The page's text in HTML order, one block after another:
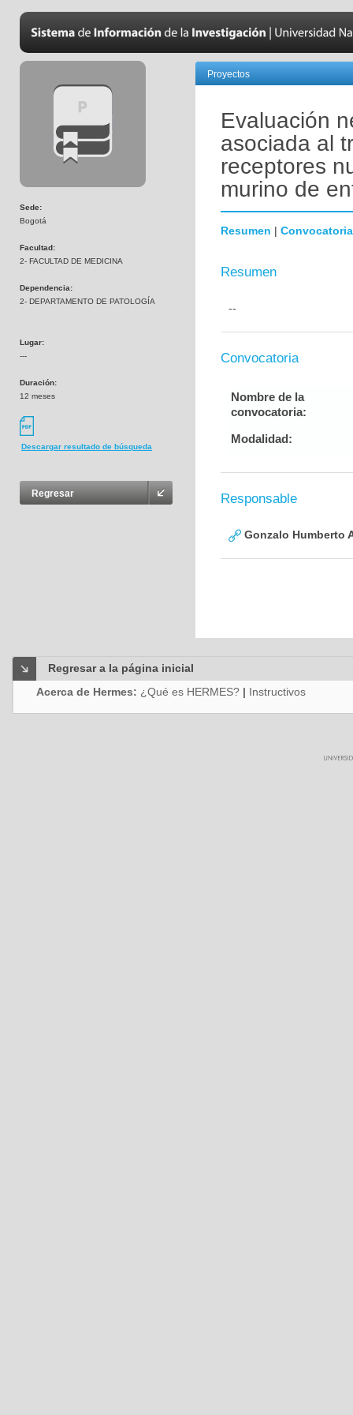
Sede:
Bogotá
Facultad:
2- FACULTAD DE MEDICINA
Dependencia:
2- DEPARTAMENTO DE PATOLOGÍA
Lugar:
---
Duración:
12 meses
Descargar resultado de búsqueda
Regresar
Proyectos
Evaluación
asociada al
receptores
murino de
Resumen | Convocatoria
Resumen
--
Convocatoria
Nombre de la
convocatoria:
Modalidad:
Responsable
Gonzalo Humberto
Regresar a la página inicial
Acerca de Hermes: ¿Qué es HERMES? | Instructivos